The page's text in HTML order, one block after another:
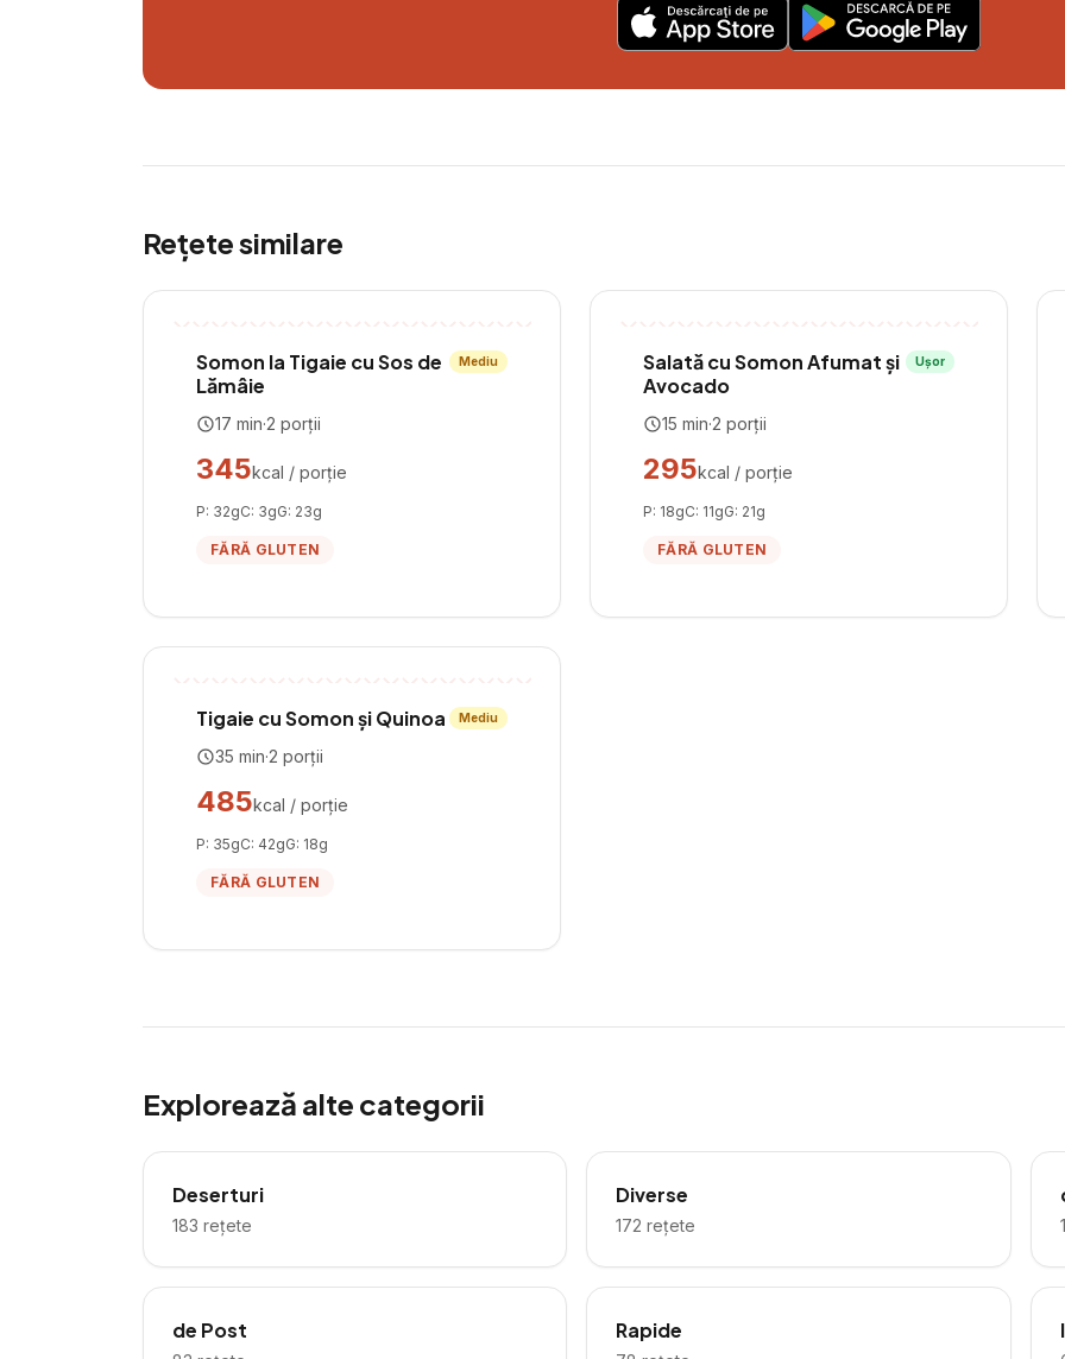
Rețete similare
Somon la Tigaie cu Sos de
Lămâie
Mediu
17 min·2 porții
345kcal / porție
P: 32gC: 3gG: 23g
FĂRĂ GLUTEN
Salată cu Somon Afumat și
Avocado
Ușor
15 min·2 porții
295kcal / porție
P: 18gC: 11gG: 21g
FĂRĂ GLUTEN
Tigaie cu Somon și Quinoa Mediu
35 min·2 porții
485kcal / porție
P: 35gC: 42gG: 18g
FĂRĂ GLUTEN
Explorează alte categorii
Deserturi
183 rețete
Diverse
172 rețete
de Post Rapide